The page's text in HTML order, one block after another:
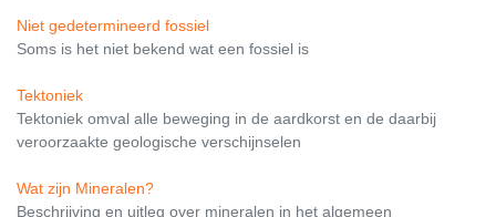
Niet gedetermineerd fossiel
Soms is het niet bekend wat een fossiel is
Tektoniek
Tektoniek omval alle beweging in de aardkorst en de daarbij
veroorzaakte geologische verschijnselen
Wat zijn Mineralen?
Beschrijving en uitleg over mineralen in het algemeen